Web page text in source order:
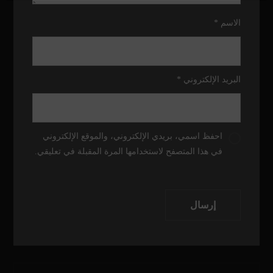
الاسم *
البريد الإلكتروني *
احفظ اسمي، بريدي الإلكتروني، والموقع الإلكتروني
في هذا المتصفح لاستخدامها المرة المقبلة في تعليقي.
إرسال